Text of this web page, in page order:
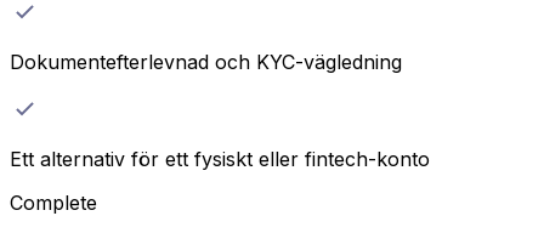
Dokumentefterlevnad och KYC-vägledning
Ett alternativ för ett fysiskt eller fintech-konto
Complete